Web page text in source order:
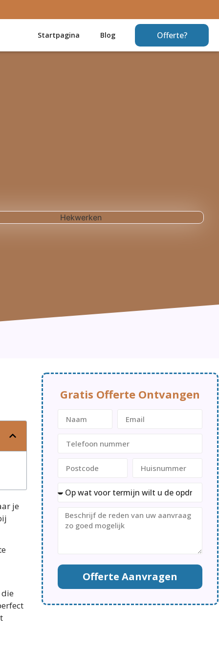
Startpagina Blog Offerte?
je
Gratis Offerte Ontvangen
Offerte Aanvragen